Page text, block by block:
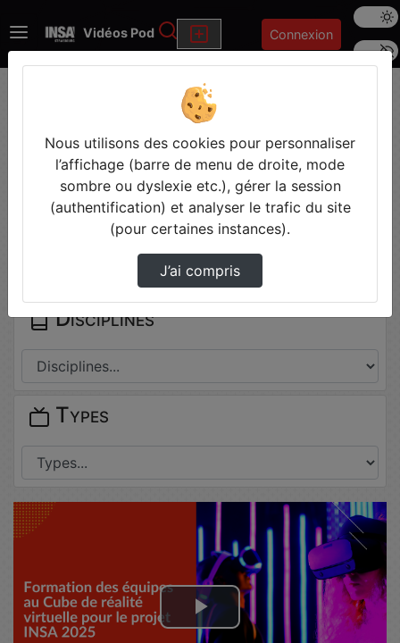
Vidéos Pod Rechercher Connexion
Mode
Police
Cube de réalité virtuelle - formation des éq…
Lire
Prendre des notes
Il n'y a pas de note disponible pour vous pour cette vidéo.
Connectez-vous pour en créer une nouvelle.
Disciplines
Types
Nous utilisons des cookies pour personnaliser
l’affichage (barre de menu de droite, mode
sombre ou dyslexie etc.), gérer la session
(authentification) et analyser le trafic du site
(pour certaines instances).
J’ai compris